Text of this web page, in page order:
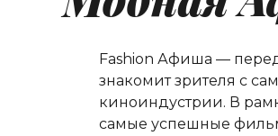
Fashion Афиша —
знакомит зрителя с
киноиндустрии. В
самые успешные